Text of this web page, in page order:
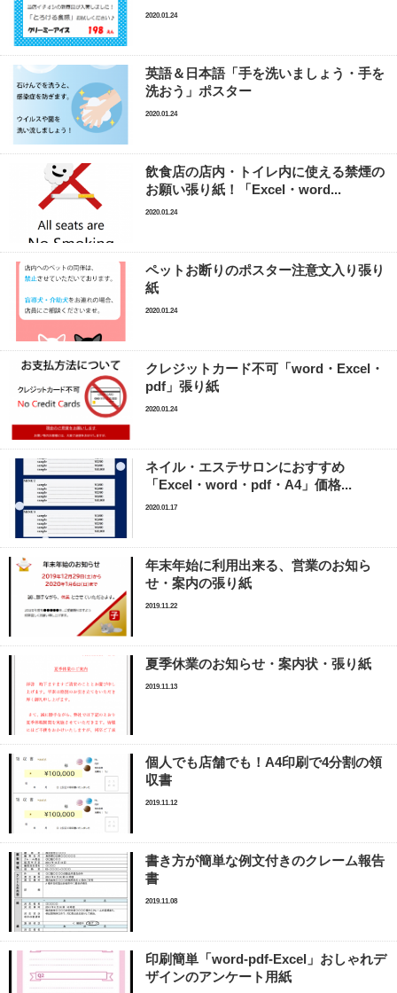
2020.01.24
英語＆日本語「手を洗いましょう・手を
洗おう」ポスター
2020.01.24
飲食店の店内・トイレ内に使える禁煙の
お願い張り紙！「Excel・word...
2020.01.24
ペットお断りのポスター注意文入り張り
紙
2020.01.24
クレジットカード不可「word・Excel・
pdf」張り紙
2020.01.24
ネイル・エステサロンにおすすめ
「Excel・word・pdf・A4」価格...
2020.01.17
年末年始に利用出来る、営業のお知ら
せ・案内の張り紙
2019.11.22
夏季休業のお知らせ・案内状・張り紙
2019.11.13
個人でも店舗でも！A4印刷で4分割の領
収書
2019.11.12
書き方が簡単な例文付きのクレーム報告
書
2019.11.08
印刷簡単「word-pdf-Excel」おしゃれデ
ザインのアンケート用紙